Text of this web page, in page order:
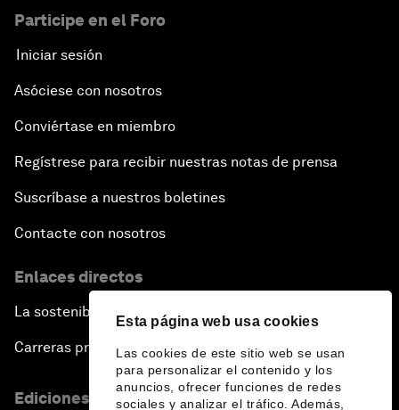
Esta página web usa cookies
Las cookies de este sitio web se usan
para personalizar el contenido y los
anuncios, ofrecer funciones de redes
sociales y analizar el tráfico. Además,
Participe en el Foro
Iniciar sesión
Asóciese con nosotros
Conviértase en miembro
Regístrese para recibir nuestras notas de prensa
Suscríbase a nuestros boletines
Contacte con nosotros
Enlaces directos
La sostenibilidad en el Foro
Carreras profesionales
Ediciones en otros idiomas